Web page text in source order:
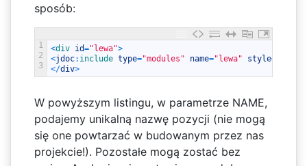
sposób:
1
2
3
<div id="lewa">
<jdoc: include type="modules" name="lewa" style=
</div>
W powyższym listingu, w parametrze NAME,
podajemy unikalną nazwę pozycji (nie mogą
się one powtarzać w budowanym przez nas
projekcie!). Pozostałe mogą zostać bez